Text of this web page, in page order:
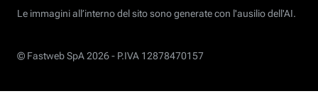
Le immagini all’interno del sito sono generate con l'ausilio dell'AI.
© Fastweb SpA 2026 - P.IVA 12878470157